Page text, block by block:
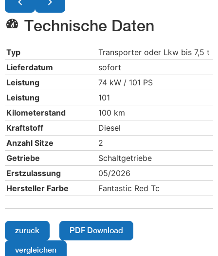
Technische Daten
Typ
Transporter oder Lkw bis 7,5 t
Lieferdatum
sofort
Leistung
74 kW / 101 PS
Leistung
101
Kilometerstand
100 km
Kraftstoff
Diesel
Anzahl Sitze
2
Getriebe
Schaltgetriebe
Erstzulassung
05/2026
Hersteller Farbe
Fantastic Red Tc
zurück PDF Download
vergleichen